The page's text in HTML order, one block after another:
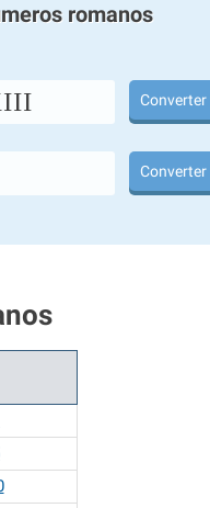
romanos
Converter
Converter